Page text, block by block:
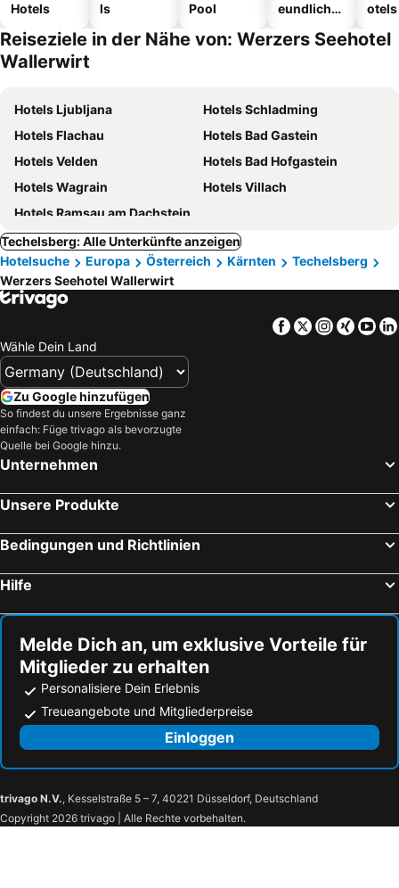
Hotels
ls
Pool
eundliche
otels
Reiseziele in der Nähe von: Werzers Seehotel
Wallerwirt
Hotels Ljubljana
Hotels Schladming
Hotels Flachau
Hotels Bad Gastein
Hotels Velden
Hotels Bad Hofgastein
Hotels Wagrain
Hotels Villach
Hotels Ramsau am Dachstein
Techelsberg: Alle Unterkünfte anzeigen
Hotelsuche
Europa Österreich Kärnten
Techelsberg
Werzers Seehotel Wallerwirt
Facebook
TwitterXing
Wähle Dein Land
Zu Google hinzufügen
So findest du unsere Ergebnisse ganz
einfach: Füge trivago als bevorzugte
Quelle bei Google hinzu.
Unternehmen
Unsere Produkte
Bedingungen und Richtlinien
Hilfe
Melde Dich an, um exklusive Vorteile für
Mitglieder zu erhalten
Personalisiere Dein Erlebnis
Treueangebote und Mitgliederpreise
Einloggen
trivago N.V., Kesselstraße 5 – 7, 40221 Düsseldorf, Deutschland
Copyright 2026 trivago | Alle Rechte vorbehalten.